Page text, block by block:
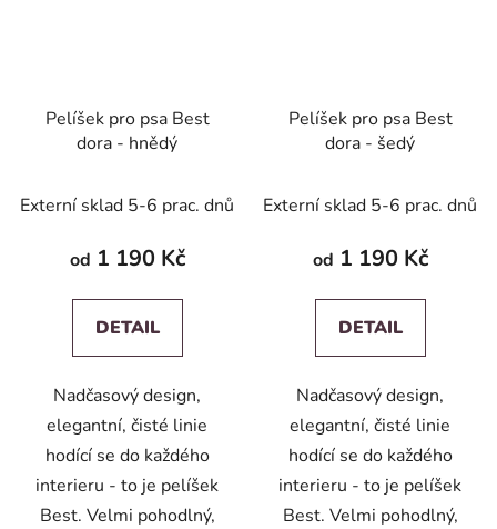
Pelíšek pro psa Best
dora - hnědý
Externí sklad 5-6 prac. dnů
od 1 190 Kč
DETAIL
Nadčasový design,
elegantní, čisté linie
hodící se do každého
interieru - to je pelíšek
Best. Velmi pohodlný,
Pelíšek pro psa Best
dora - šedý
Externí sklad 5-6 prac. dnů
od 1 190 Kč
DETAIL
Nadčasový design,
elegantní, čisté linie
hodící se do každého
interieru - to je pelíšek
Best. Velmi pohodlný,